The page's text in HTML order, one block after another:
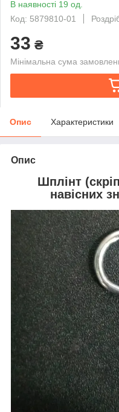
В наявності 19 од.
Код: 5879810-01
33 ₴
Мінімальна сума
Опис Характеристики
Опис
Шплінт
навісних